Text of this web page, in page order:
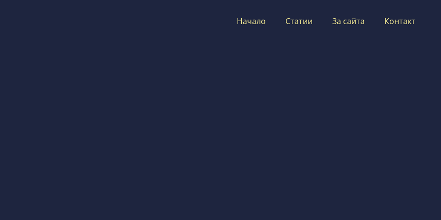
Начало Статии За сайта Контакт